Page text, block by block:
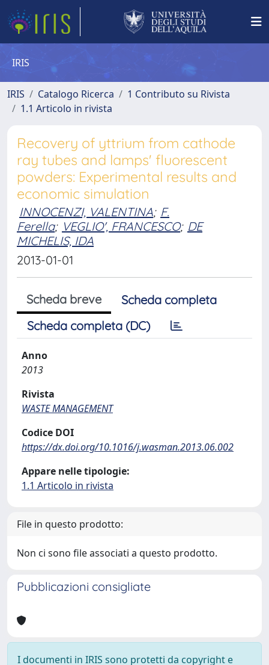
IRIS
IRIS Catalogo Ricerca
1 Contributo su Rivista
1.1 Articolo in rivista
Recovery of yttrium from cathode
ray tubes and lamps' fluorescent
powders: Experimental results and
economic simulation
INNOCENZI, VALENTINA; F.
Ferella; VEGLIO', FRANCESCO; DE
MICHELIS, IDA
2013-01-01
Scheda breve
Scheda completa
Scheda completa (DC)
Anno
2013
Rivista
WASTE MANAGEMENT
Codice DOI
https://dx.doi.org/10.1016/j.wasman.2013.06.002
Appare nelle tipologie:
1.1 Articolo in rivista
File in questo prodotto:
Non ci sono file associati a questo prodotto.
Pubblicazioni consigliate
I documenti in IRIS sono protetti da copyright e